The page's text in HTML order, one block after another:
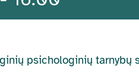
psichologinių tarnybų